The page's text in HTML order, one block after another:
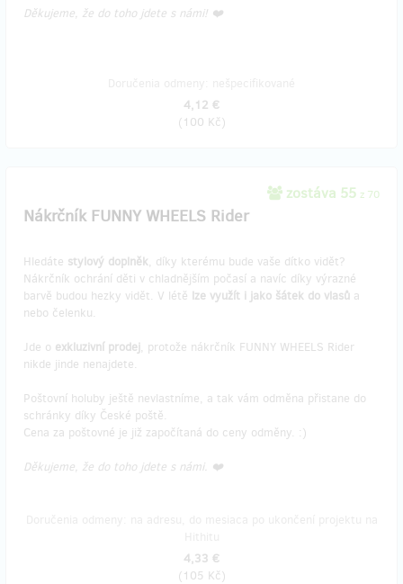
Děkujeme, že do toho jdete s námi! ❤️
4,12 €
(100 Kč)
zostáva 55 z 70
Nákrčník FUNNY WHEELS Rider
Hledáte stylový doplněk, díky kterému bude vaše dítko vidět?
Nákrčník ochrání děti v chladnějším počasí a navíc díky výrazné
barvě budou hezky vidět. V létě lze využít i jako šátek do vlasů a
nebo čelenku.
Jde o exkluzivní prodej, protože nákrčník FUNNY WHEELS Rider
nikde jinde nenajdete.
Poštovní holuby ještě nevlastníme, a tak vám odměna přistane do
schránky díky České poště.
Cena za poštovné je již započítaná do ceny odměny. :)
Děkujeme, že do toho jdete s námi. ❤️
4,33 €
(105 Kč)